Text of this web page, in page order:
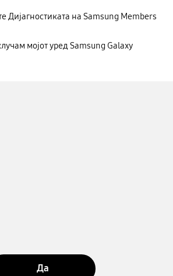
Дијагностиката на Samsung Members
мојот уред Samsung Galaxy
Да